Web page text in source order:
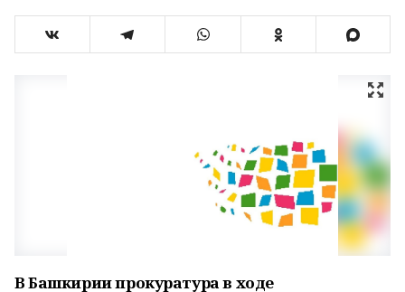
В Башкирии прокуратура в ходе